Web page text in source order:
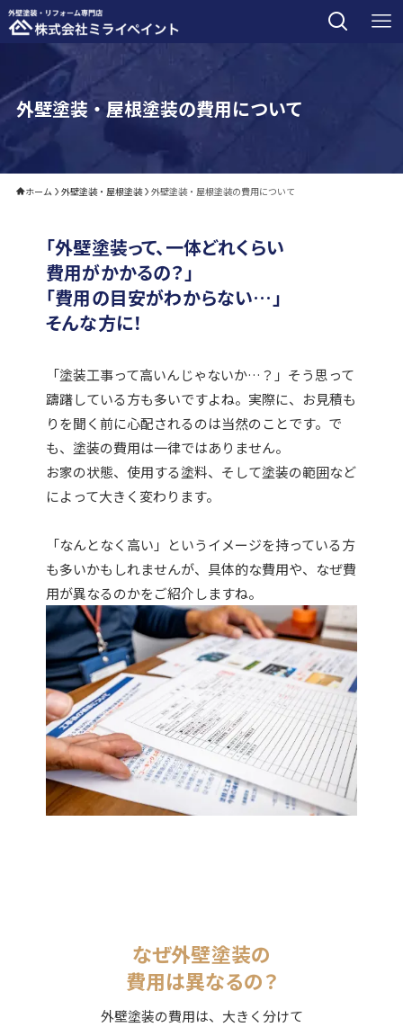
外壁塗装・屋根塗装の費用について
ホーム 外壁塗装・屋根塗装 外壁塗装・屋根塗装の費用について
「外壁塗装って、一体どれくらい
費用がかかるの？」
「費用の目安がわからない…」
そんな方に！
「塗装工事って高いんじゃないか…？」そう思って
躊躇している方も多いですよね。実際に、お見積も
りを聞く前に心配されるのは当然のことです。で
も、塗装の費用は一律ではありません。
お家の状態、使用する塗料、そして塗装の範囲など
によって大きく変わります。
「なんとなく高い」というイメージを持っている方
も多いかもしれませんが、具体的な費用や、なぜ費
用が異なるのかをご紹介しますね。
なぜ外壁塗装の
費用は異なるの？
外壁塗装の費用は、大きく分けて